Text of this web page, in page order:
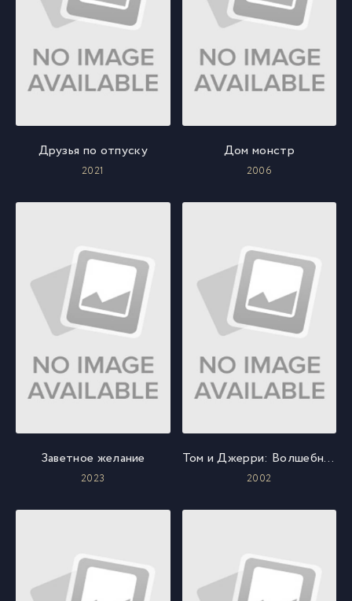
Друзья по отпуску
2021
Дом монстр
2006
Заветное желание
2023
Том и Джерри: Волшебное кольцо
2002